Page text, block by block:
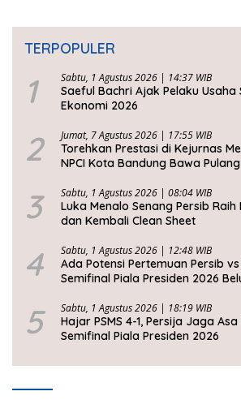
TERPOPULER
1 Sabtu, 1 Agustus 2026 | 14:37 WIB
Saeful Bachri Ajak Pelaku Usaha
Ekonomi 2026
2 Jumat, 7 Agustus 2026 | 17:55 WIB
Torehkan Prestasi di Kejurnas
NPCI Kota Bandung Bawa
3 Sabtu, 1 Agustus 2026 | 08:04 WIB
Luka Menalo Senang Persib Raih
dan Kembali Clean Sheet
4 Sabtu, 1 Agustus 2026 | 12:48 WIB
Ada Potensi Pertemuan Persib
Semifinal Piala Presiden 2026
5 Sabtu, 1 Agustus 2026 | 18:19 WIB
Hajar PSMS 4-1, Persija Jaga
Semifinal Piala Presiden 2026